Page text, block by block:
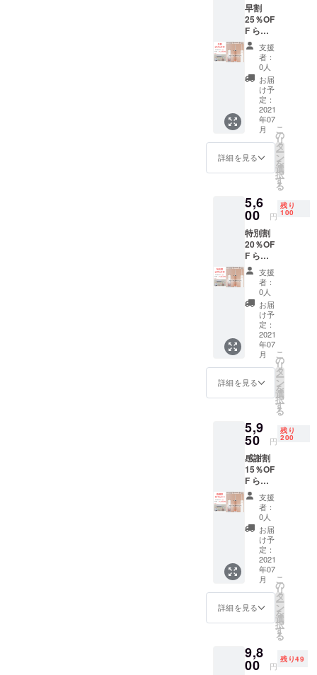
早割
25％OF
F らく
かるフ
ロス
（ベー
シック
セッ
ト）
7,000
円
→
5,250円
送料、
消費税
支援
者：
0人
お届
け予
定：
2021
年07
月
詳細を見る
こ
の
リ
タ
ー
ン
を
選
択
す
る
5,6
00 円
残り
100
特別割
20％OF
F らく
かるフ
ロス
（ベー
シック
セッ
ト）
7,000
円
→
5,600円
送料、
消費税
支援
者：
0人
お届
け予
定：
2021
年07
月
詳細を見る
こ
の
リ
タ
ー
ン
を
選
択
す
る
5,9
50 円
残り
200
感謝割
15％OF
F らく
かるフ
ロス
（ベー
シック
セッ
ト）
7,000
円
→
5,950円
送料、
消費税
支援
者：
0人
お届
け予
定：
2021
年07
月
詳細を見る
こ
の
リ
タ
ー
ン
を
選
択
す
る
9,8
00 円
残り49